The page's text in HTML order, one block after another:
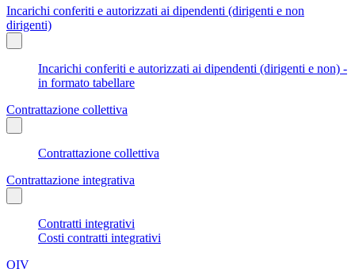
Incarichi conferiti e autorizzati ai dipendenti (dirigenti e non
dirigenti)
Incarichi conferiti e autorizzati ai dipendenti (dirigenti e non) -
in formato tabellare
Contrattazione collettiva
Contrattazione collettiva
Contrattazione integrativa
Contratti integrativi
Costi contratti integrativi
OIV